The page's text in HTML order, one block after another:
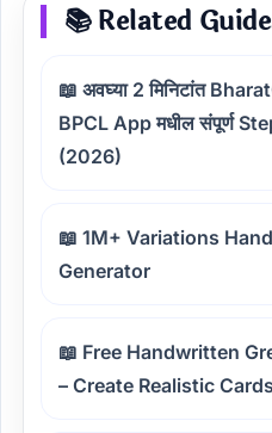
📚 Related
📖 अवघ्या 2 मिनिटांत
BPCL App मधील संपूर्ण
(2026)
📖 1M+ Variations
Generator
📖 Free Handwritten
– Create Realistic